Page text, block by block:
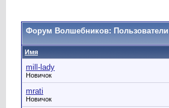
Форум Волшебников: Пользователи
Имя
mill-lady
Новичок
mrati
Новичок